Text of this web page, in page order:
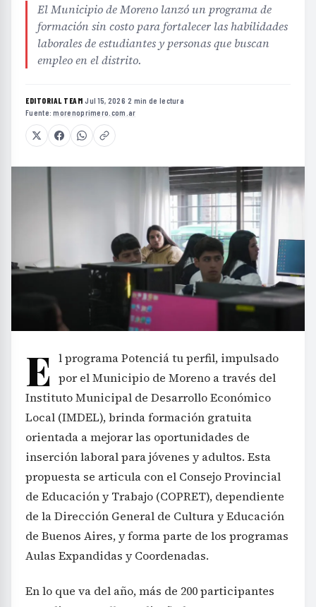
El Municipio de Moreno lanzó un programa de
formación sin costo para fortalecer las habilidades
laborales de estudiantes y personas que buscan
empleo en el distrito.
EDITORIAL TEAM·Jul 15, 2026·2 min de lectura·
Fuente:morenoprimero.com.ar
E l programa Potenciá tu perfil, impulsado
por el Municipio de Moreno a través del
Instituto Municipal de Desarrollo Económico
Local (IMDEL), brinda formación gratuita
orientada a mejorar las oportunidades de
inserción laboral para jóvenes y adultos. Esta
propuesta se articula con el Consejo Provincial
de Educación y Trabajo (COPRET), dependiente
de la Dirección General de Cultura y Educación
de Buenos Aires, y forma parte de los programas
Aulas Expandidas y Coordenadas.
En lo que va del año, más de 200 participantes